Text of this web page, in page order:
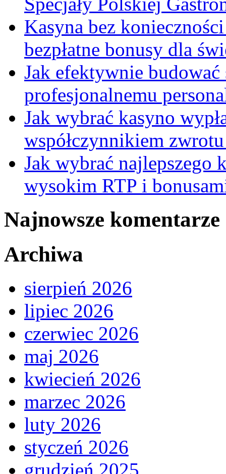
Kasyna bez
bezpłatne bonusy dla
Jak efektywnie
profesjonalnemu
Jak wybrać kasyno
współczynnikiem
Jak wybrać najlepszego
wysokim RTP i
Najnowsze komentarze
Archiwa
sierpień 2026
lipiec 2026
czerwiec 2026
maj 2026
kwiecień 2026
marzec 2026
luty 2026
styczeń 2026